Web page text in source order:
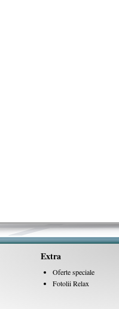
Extra
Oferte speciale
Fotolii Relax